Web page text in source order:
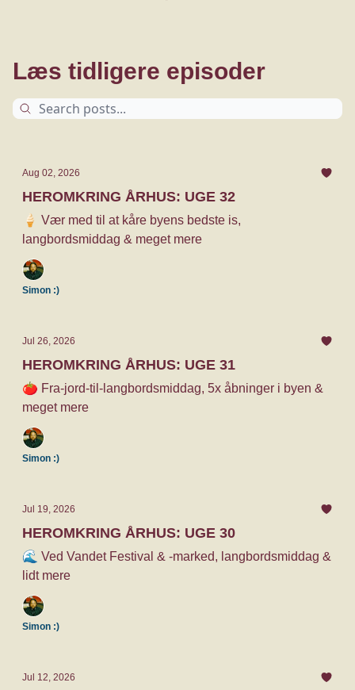
Læs tidligere episoder
Aug 02, 2026
HEROMKRING ÅRHUS: UGE 32
🍦 Vær med til at kåre byens bedste is,
langbordsmiddag & meget mere
Simon :)
Jul 26, 2026
HEROMKRING ÅRHUS: UGE 31
🍅 Fra-jord-til-langbordsmiddag, 5x åbninger i byen &
meget mere
Simon :)
Jul 19, 2026
HEROMKRING ÅRHUS: UGE 30
🌊 Ved Vandet Festival & -marked, langbordsmiddag &
lidt mere
Simon :)
Jul 12, 2026